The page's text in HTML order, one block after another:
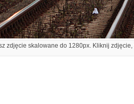
zdjęcie skalowane do 1280px. Kliknij